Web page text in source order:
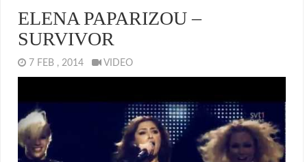
ELENA PAPARIZOU –
SURVIVOR
7 FEB , 2014 VIDEO